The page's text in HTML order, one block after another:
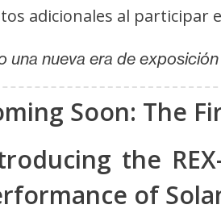
adicionales al participar
una nueva era de
Soon: The
the
of